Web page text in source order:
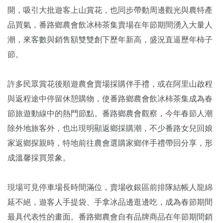
開，吸引大批遊客上山賞花，也同步帶動周邊觀光與農特產
品買氣，番路鄉農會飲冰柿茶集賣場在年節期間湧入大量人
潮，來客數與銷售額雙雙創下歷年新高，盛況直逼歷年柿子
節。
許多民眾賞花後順遊農會賣場採購伴手禮，或在阿里山啟程
與返程途中停留休憩購物，使番路鄉農會飲冰柿茶集成為春
節旅遊動線中的熱門節點。番路鄉農會觀察，今年春節人潮
除外地旅客外，也出現明顯返鄉採購潮，不少番路女兒回娘
家返鄉探親時，特地前往農會選購家鄉伴手禮帶回分享，形
成溫馨採買景象。
現場可見停車場長時間滿位，賣場收銀區前排隊結帳人龍綿
延不絕，遊客人手提袋、手拿冰品邊逛邊吃，成為春節期間
最具代表性的畫面。番路鄉農會自有品牌商品在年節期間銷